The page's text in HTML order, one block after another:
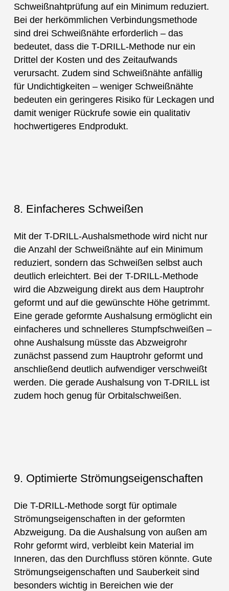
Schweißnahtprüfung auf ein Minimum reduziert.
Bei der herkömmlichen Verbindungsmethode
sind drei Schweißnähte erforderlich – das
bedeutet, dass die T-DRILL-Methode nur ein
Drittel der Kosten und des Zeitaufwands
verursacht. Zudem sind Schweißnähte anfällig
für Undichtigkeiten – weniger Schweißnähte
bedeuten ein geringeres Risiko für Leckagen und
damit weniger Rückrufe sowie ein qualitativ
hochwertigeres Endprodukt.
8. Einfacheres Schweißen
Mit der T-DRILL-Aushalsmethode wird nicht nur
die Anzahl der Schweißnähte auf ein Minimum
reduziert, sondern das Schweißen selbst auch
deutlich erleichtert. Bei der T-DRILL-Methode
wird die Abzweigung direkt aus dem Hauptrohr
geformt und auf die gewünschte Höhe getrimmt.
Eine gerade geformte Aushalsung ermöglicht ein
einfacheres und schnelleres Stumpfschweißen –
ohne Aushalsung müsste das Abzweigrohr
zunächst passend zum Hauptrohr geformt und
anschließend deutlich aufwendiger verschweißt
werden. Die gerade Aushalsung von T-DRILL ist
zudem hoch genug für Orbitalschweißen.
9. Optimierte Strömungseigenschaften
Die T-DRILL-Methode sorgt für optimale
Strömungseigenschaften in der geformten
Abzweigung. Da die Aushalsung von außen am
Rohr geformt wird, verbleibt kein Material im
Inneren, das den Durchfluss stören könnte. Gute
Strömungseigenschaften und Sauberkeit sind
besonders wichtig in Bereichen wie der